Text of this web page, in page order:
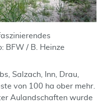
BFW / B. Heinze
Salzach, Inn, Drau,
von 100 ha ober mehr.
Aulandschaften wurde